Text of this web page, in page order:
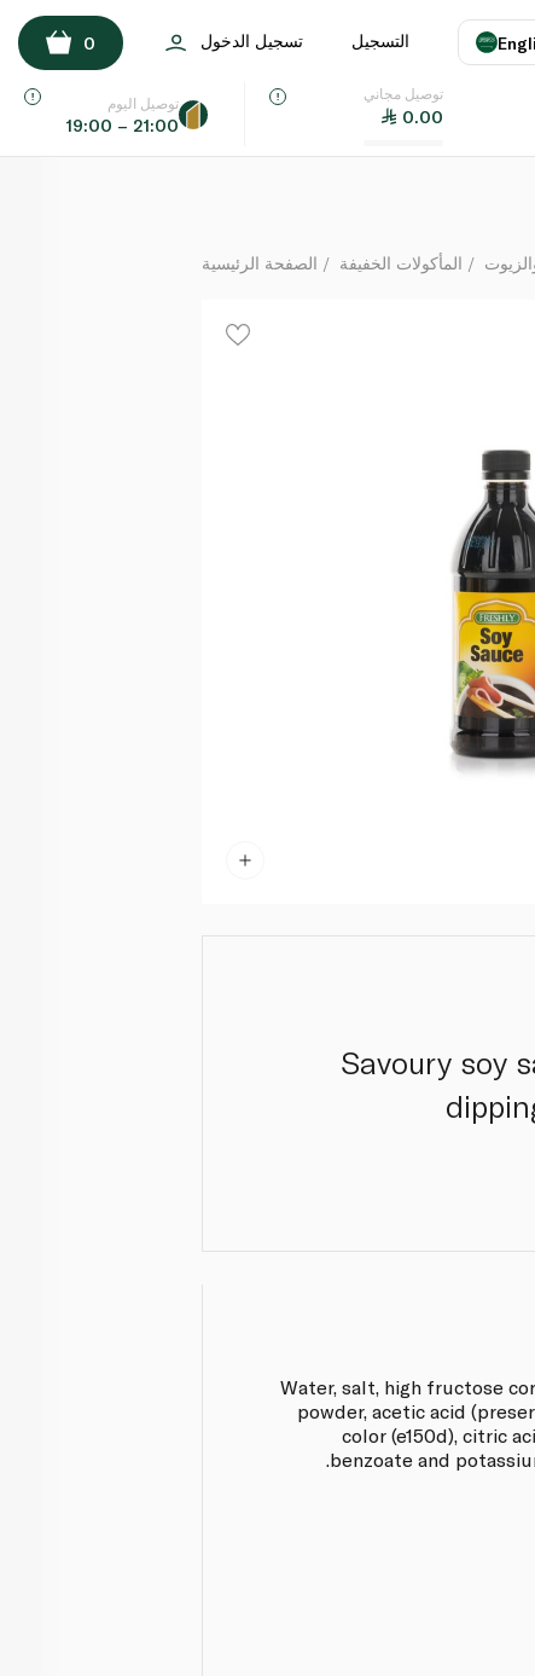
اللغة
التسجيل تسجيل الدخول 0
توصيل مجاني
0.00
توصيل اليوم
19:00 – 21:00
الصفحة الرئيسية المأكولات الخفيفة
Savoury soy
Water, salt, high fructose
powder, acetic acid
color (e150d), citric
benzoate and